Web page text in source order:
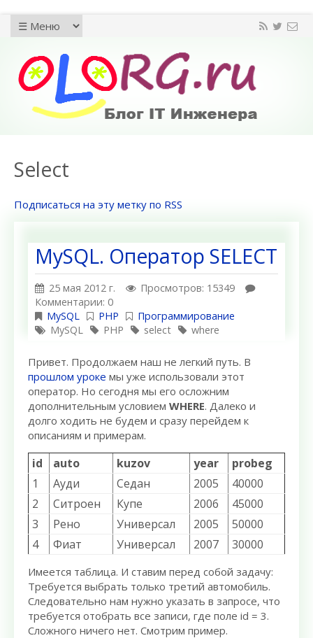
Select
Подписаться на эту метку по RSS
MySQL. Оператор SELECT
25 мая 2012 г.
Просмотров: 15349
Комментарии: 0
MySQL
PHP
Программирование
MySQL
PHP select where
Привет. Продолжаем наш не легкий путь. В
прошлом уроке мы уже использовали этот
оператор. Но сегодня мы его осложним
дополнительным условием WHERE. Далеко и
долго ходить не будем и сразу перейдем к
описаниям и примерам.
id auto kuzov year
probeg
1
Ауди Седан 2005
40000
2
Ситроен Купе 2006
45000
3
Рено Универсал 2005
50000
4
Фиат Универсал 2007 30000
Имеется таблица. И ставим перед собой задачу:
Требуется выбрать только третий автомобиль.
Следовательно нам нужно указать в запросе, что
требуется отобрать все записи, где поле id = 3.
Сложного ничего нет. Смотрим пример.